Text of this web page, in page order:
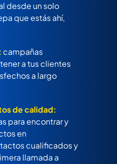
desde un solo
que estás ahí,
campañas
a tus clientes
a largo
de calidad:
para encontrar y
en
cualificados y
llamada a